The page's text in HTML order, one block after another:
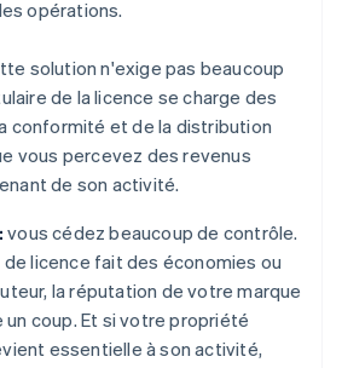
opérations.
solution n'exige pas beaucoup
de la licence se charge des
conformité et de la distribution
vous percevez des revenus
de son activité.
vous cédez beaucoup de contrôle.
licence fait des économies ou
la réputation de votre marque
coup. Et si votre propriété
essentielle à son activité,